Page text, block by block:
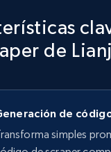
Availability, Reviews
- Collects
de
de
simples